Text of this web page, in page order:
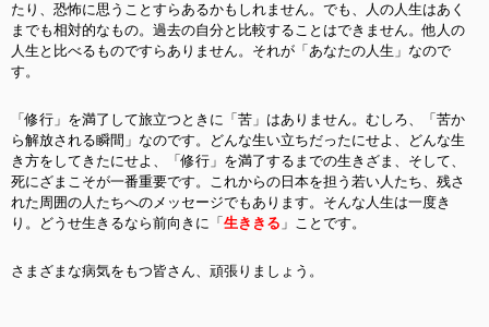
たり、恐怖に思うことすらあるかもしれません。でも、人の人生はあく
までも相対的なもの。過去の自分と比較することはできません。他人の
人生と比べるものですらありません。それが「あなたの人生」なので
す。
「修行」を満了して旅立つときに「苦」はありません。むしろ、「苦か
ら解放される瞬間」なのです。どんな生い立ちだったにせよ、どんな生
き方をしてきたにせよ、「修行」を満了するまでの生きざま、そして、
死にざまこそが一番重要です。これからの日本を担う若い人たち、残さ
れた周囲の人たちへのメッセージでもあります。 そんな人生は一度き
り。どうせ生きるなら前向きに「 生ききる 」ことです。
さまざまな病気をもつ皆さん、頑張りましょう。